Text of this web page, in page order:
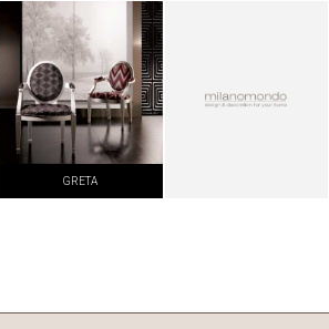
GRETA